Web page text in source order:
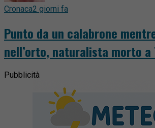
Cronaca2 giorni fa
Punto da un calabrone
nell’orto, naturalista morto a
Pubblicità